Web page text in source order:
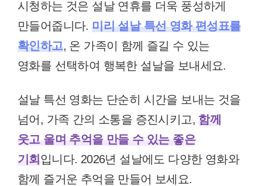
시청하는 것은 설날 연휴를 더욱 풍성하게
만들어줍니다.미리 설날 특선 영화 편성표를
확인하고, 온 가족이 함께 즐길 수 있는
영화를 선택하여 행복한 설날을 보내세요.
설날 특선 영화는 단순히 시간을 보내는 것을
넘어, 가족 간의 소통을 증진시키고, 함께
웃고 울며 추억을 만들 수 있는 좋은
기회입니다. 2026년 설날에도 다양한 영화와
함께 즐거운 추억을 만들어 보세요.